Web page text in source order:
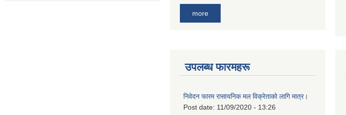
more
उपलब्ध फारमहरू
निवेदन फारम रासायनिक मल विक्रेताको लागि मात्र।
Post date: 11/09/2020 - 13:26